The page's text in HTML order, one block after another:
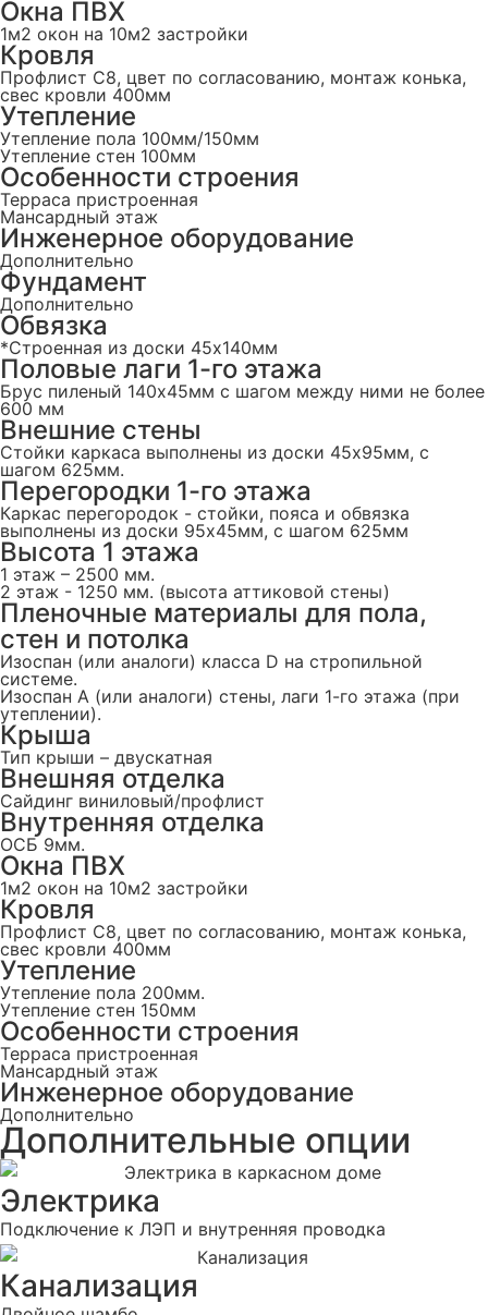
Окна ПВХ
1м2 окон на 10м2 застройки
Кровля
Профлист С8, цвет по согласованию, монтаж конька,
свес кровли 400мм
Утепление
Утепление пола 100мм/150мм
Утепление стен 100мм
Особенности строения
Терраса пристроенная
Мансардный этаж
Инженерное оборудование
Дополнительно
Фундамент
Дополнительно
Обвязка
*Строенная из доски 45х140мм
Половые лаги 1-го этажа
Брус пиленый 140x45мм с шагом между ними не более
600 мм
Внешние стены
Стойки каркаса выполнены из доски 45х95мм, с
шагом 625мм.
Перегородки 1-го этажа
Каркас перегородок - стойки, пояса и обвязка
выполнены из доски 95х45мм, с шагом 625мм
Высота 1 этажа
1 этаж – 2500 мм.
2 этаж - 1250 мм. (высота аттиковой стены)
Пленочные материалы для пола,
стен и потолка
Изоспан (или аналоги) класса D на стропильной
системе.
Изоспан А (или аналоги) стены, лаги 1-го этажа (при
утеплении).
Крыша
Тип крыши – двускатная
Внешняя отделка
Сайдинг виниловый/профлист
Внутренняя отделка
ОСБ 9мм.
Окна ПВХ
1м2 окон на 10м2 застройки
Кровля
Профлист С8, цвет по согласованию, монтаж конька,
свес кровли 400мм
Утепление
Утепление пола 200мм.
Утепление стен 150мм
Особенности строения
Терраса пристроенная
Мансардный этаж
Инженерное оборудование
Дополнительно
Дополнительные опции
Электрика
Подключение к ЛЭП и внутренняя проводка
Канализация